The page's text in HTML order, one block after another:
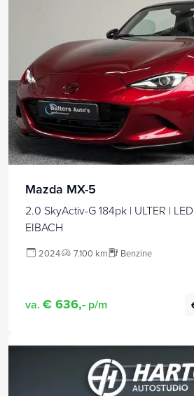
Mazda MX-5
2.0 SkyActiv-G 184pk | ULTER |
EIBACH
2024 7.100 km Benzine
va. € 636,- p/m